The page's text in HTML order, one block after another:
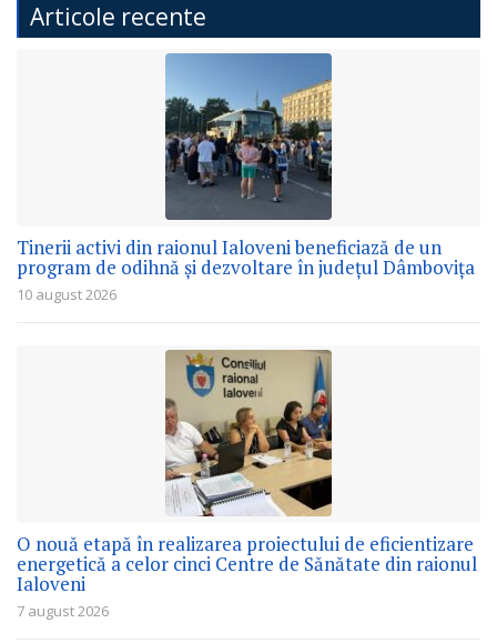
Articole recente
Tinerii activi din raionul Ialoveni beneficiază de un
program de odihnă și dezvoltare în județul Dâmbovița
10 august 2026
O nouă etapă în realizarea proiectului de eficientizare
energetică a celor cinci Centre de Sănătate din raionul
Ialoveni
7 august 2026